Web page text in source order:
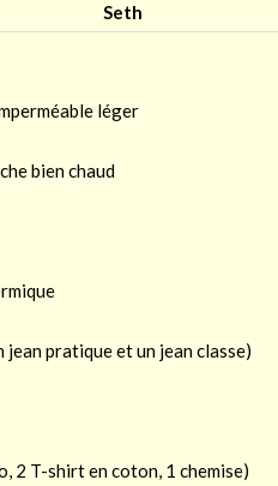
Seth
léger
bien chaud
jean pratique et un jean classe)
2 T-shirt en coton, 1 chemise)